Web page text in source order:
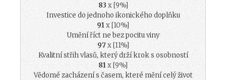
83 x [9%]
Investice do jednoho ikonického doplňku
91x [10%]
Umění říct ne bez pocitu viny
97x [11%]
Kvalitní střih vlasů, který drží krok s osobností
81x [9%]
Vědomé zacházení s časem, které mění celý život